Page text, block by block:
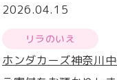
2026.04.15
リラのいえ
ホンダカーズ神奈川